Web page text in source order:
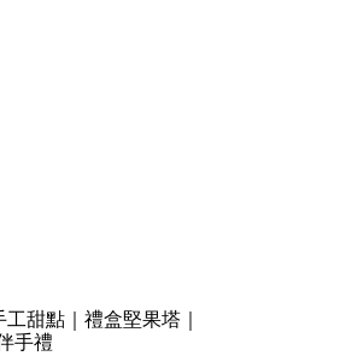
甜點｜禮盒堅果塔｜
手禮